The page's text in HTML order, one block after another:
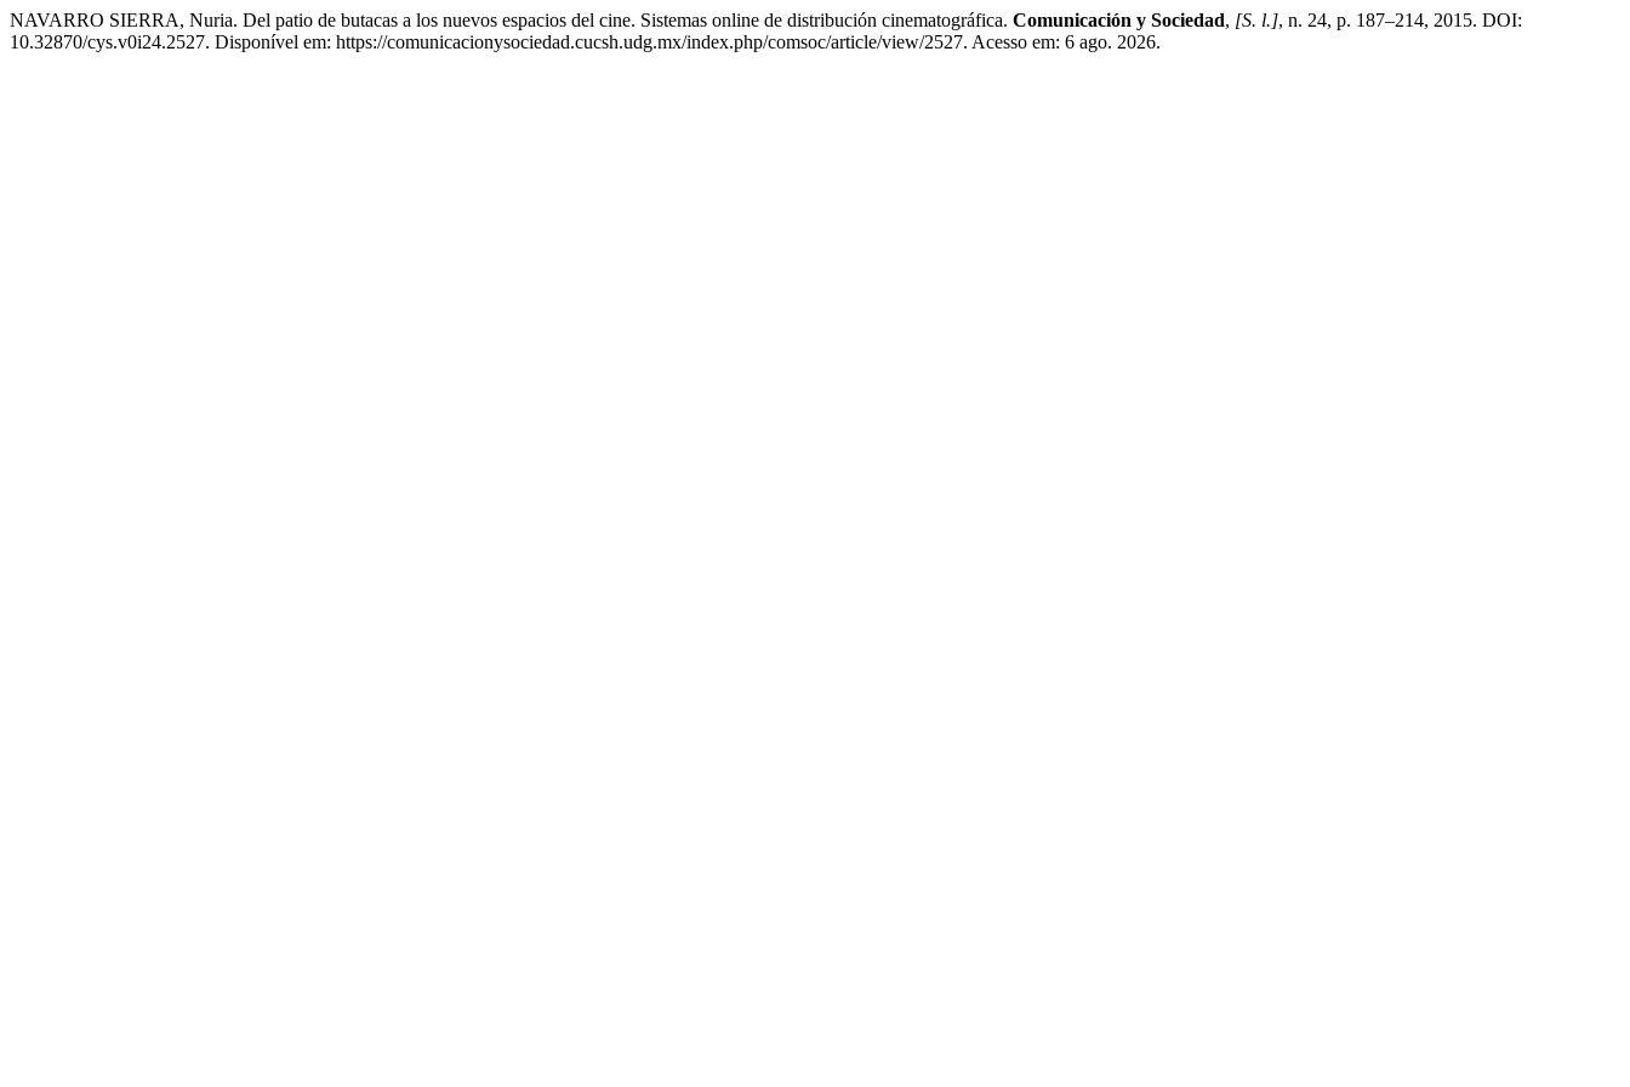
NAVARRO SIERRA, Nuria. Del patio de butacas a los nuevos espacios del cine. Sistemas online de distribución cinematográfica. Comunicación y Sociedad, [S. l.], n. 24, p. 187–214, 2015. DOI:
10.32870/cys.v0i24.2527. Disponível em: https://comunicacionysociedad.cucsh.udg.mx/index.php/comsoc/article/view/2527. Acesso em: 6 ago. 2026.